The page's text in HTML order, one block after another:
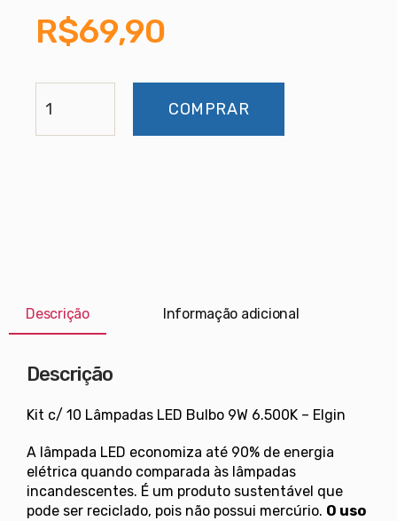
R$69,90
COMPRAR
Descrição Informação adicional
Descrição
Kit c/ 10 Lâmpadas LED Bulbo 9W 6.500K – Elgin
A lâmpada LED economiza até 90% de energia
elétrica quando comparada às lâmpadas
incandescentes. É um produto sustentável que
pode ser reciclado, pois não possui mercúrio. O uso